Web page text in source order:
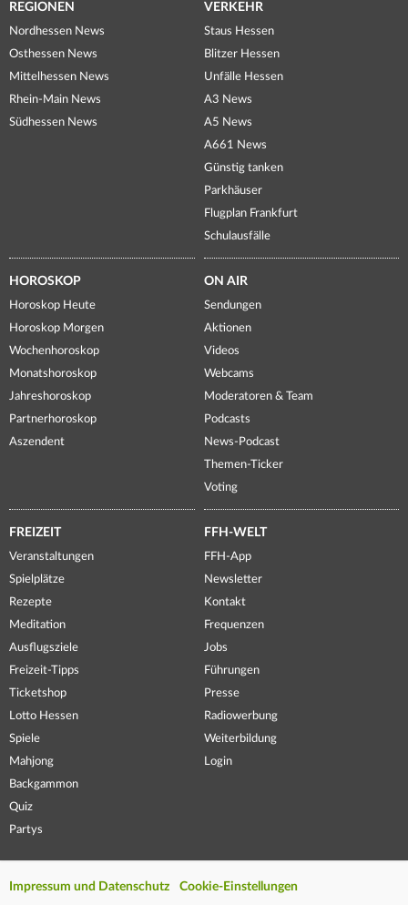
REGIONEN
Nordhessen News
Osthessen News
Mittelhessen News
Rhein-Main News
Südhessen News
VERKEHR
Staus Hessen
Blitzer Hessen
Unfälle Hessen
A3 News
A5 News
A661 News
Günstig tanken
Parkhäuser
Flugplan Frankfurt
Schulausfälle
HOROSKOP
Horoskop Heute
Horoskop Morgen
Wochenhoroskop
Monatshoroskop
Jahreshoroskop
Partnerhoroskop
Aszendent
ON AIR
Sendungen
Aktionen
Videos
Webcams
Moderatoren & Team
Podcasts
News-Podcast
Themen-Ticker
Voting
FREIZEIT
Veranstaltungen
Spielplätze
Rezepte
Meditation
Ausflugsziele
Freizeit-Tipps
Ticketshop
Lotto Hessen
Spiele
Mahjong
Backgammon
Quiz
Partys
FFH-WELT
FFH-App
Newsletter
Kontakt
Frequenzen
Jobs
Führungen
Presse
Radiowerbung
Weiterbildung
Login
Impressum und Datenschutz Cookie-Einstellungen